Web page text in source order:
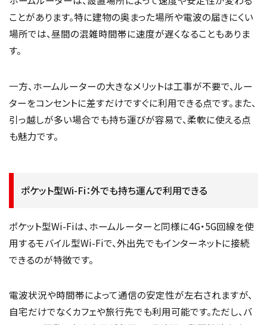
ことがあります。特に建物の奥まった場所や電波の届きにくい
場所では、昼間の混雑時間帯に速度が遅くなることもありま
す。
一方、ホームルーターの大きなメリットは工事が不要で、ルー
ターをコンセントに差すだけですぐに利用できる点です。また、
引っ越しが多い場合でも持ち運びが容易で、柔軟に使える点
も魅力です。
ポケット型Wi-Fi：外でも持ち運んで利用できる
ポケット型Wi-Fiは、ホームルーターと同様に4G・5G回線を使
用するモバイル型Wi-Fiで、外出先でもインターネットに接続
できるのが特徴です。
電波状況や時間帯によって通信の安定性が左右されますが、
自宅だけでなくカフェや旅行先でも利用可能です。ただし、バ